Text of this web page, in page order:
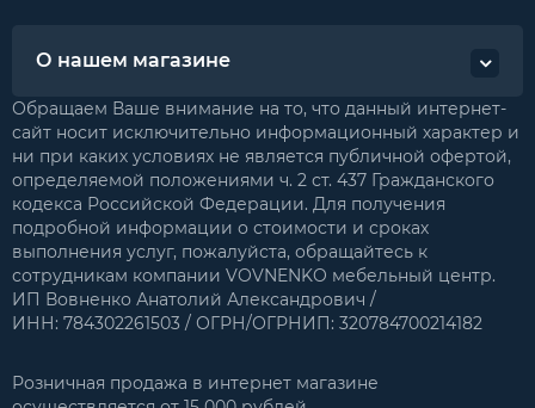
О нашем магазине
Обращаем Ваше внимание на то, что данный интернет-
сайт носит исключительно информационный характер и
ни при каких условиях не является публичной офертой,
определяемой положениями ч. 2 ст. 437 Гражданского
кодекса Российской Федерации. Для получения
подробной информации о стоимости и сроках
выполнения услуг, пожалуйста, обращайтесь к
сотрудникам компании VOVNENKO мебельный центр.
ИП Вовненко Анатолий Александрович /
ИНН: 784302261503 / ОГРН/ОГРНИП: 320784700214182
Розничная продажа в интернет магазине